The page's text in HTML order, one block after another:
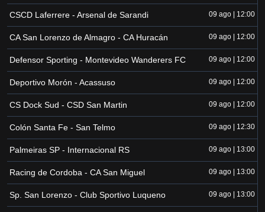
CSCD Laferrere - Arsenal de Sarandi 09 ago | 12:00
CA San Lorenzo de Almagro - CA Huracán 09 ago | 12:00
Defensor Sporting - Montevideo Wanderers FC 09 ago | 12:00
Deportivo Morón - Acassuso 09 ago | 12:00
CS Dock Sud - CSD San Martin 09 ago | 12:00
Colón Santa Fe - San Telmo 09 ago | 12:30
Palmeiras SP - Internacional RS 09 ago | 13:00
Racing de Cordoba - CA San Miguel 09 ago | 13:00
Sp. San Lorenzo - Club Sportivo Luqueno 09 ago | 13:00